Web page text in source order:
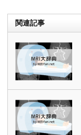
関連記事